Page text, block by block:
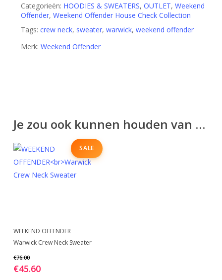
Categorieën: HOODIES & SWEATERS, OUTLET, Weekend
Offender, Weekend Offender House Check Collection
Tags: crew neck, sweater, warwick, weekend offender
Merk: Weekend Offender
Je zou ook kunnen houden van …
SALE
BEKIJK
product
meerdere
variaties.
WEEKEND OFFENDER
Warwick Crew Neck Sweater
€76.00
€45.60